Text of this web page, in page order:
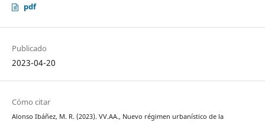
pdf
Publicado
2023-04-20
Cómo citar
Alonso Ibáñez, M. R. (2023). VV.AA., Nuevo régimen urbanístico de la